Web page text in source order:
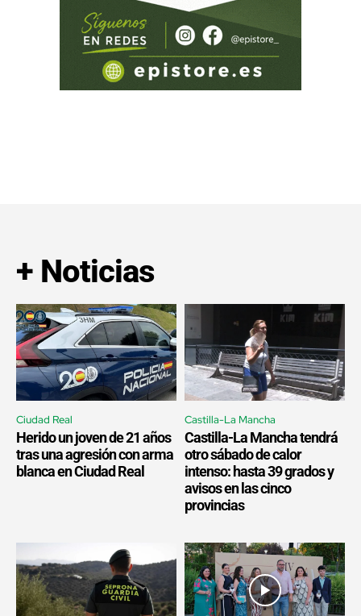
+ Noticias
Ciudad Real
Herido un joven de 21 años
tras una agresión con arma
blanca en Ciudad Real
Castilla-La Mancha
Castilla-La Mancha tendrá
otro sábado de calor
intenso: hasta 39 grados y
avisos en las cinco
provincias